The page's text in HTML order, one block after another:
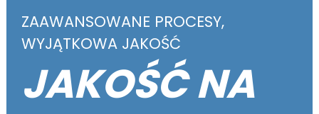
ZAAWANSOWANE PROCESY,
WYJĄTKOWA JAKOŚĆ
JAKOŚĆ NA